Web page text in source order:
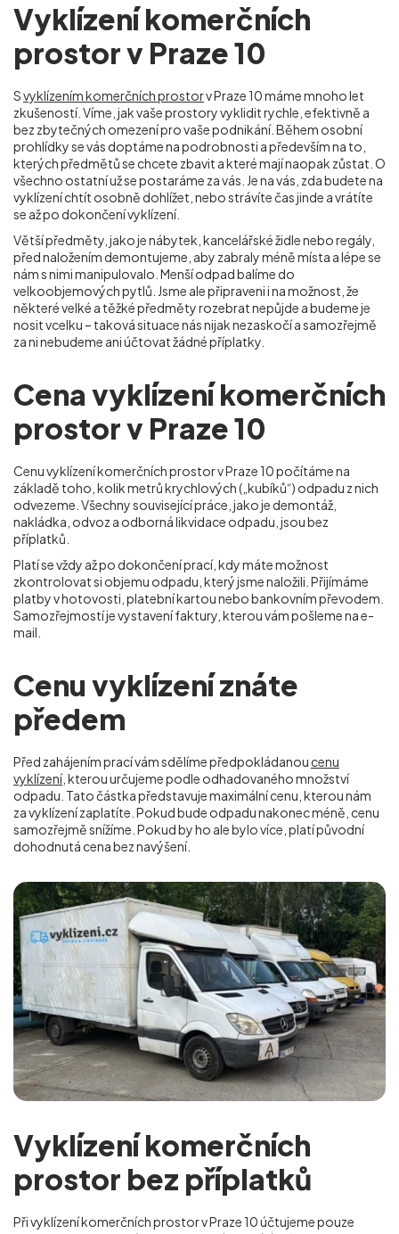
Vyklízení komerčních
prostor v Praze 10
Svyklízením komerčních prostorv Praze 10 máme mnoho let
zkušeností. Víme, jak vaše prostory vyklidit rychle, efektivně a
bez zbytečných omezení pro vaše podnikání. Během osobní
prohlídky se vás doptáme na podrobnosti a především na to,
kterých předmětů se chcete zbavit a které mají naopak zůstat. O
všechno ostatní už se postaráme za vás. Je na vás, zda budete na
vyklízení chtít osobně dohlížet, nebo strávíte čas jinde a vrátíte
se až po dokončení vyklízení.
Větší předměty, jako je nábytek, kancelářské židle nebo regály,
před naložením demontujeme, aby zabraly méně místa a lépe se
nám s nimi manipulovalo. Menší odpad balíme do
velkoobjemových pytlů. Jsme ale připraveni i na možnost, že
některé velké a těžké předměty rozebrat nepůjde a budeme je
nosit vcelku – taková situace nás nijak nezaskočí a samozřejmě
za ni nebudeme ani účtovat žádné příplatky.
Cena vyklízení komerčních
prostor v Praze 10
Cenu vyklízení komerčních prostor v Praze 10 počítáme na
základě toho, kolik metrů krychlových („kubíků“) odpadu z nich
odvezeme. Všechny související práce, jako je demontáž,
nakládka, odvoz a odborná likvidace odpadu, jsou bez
příplatků.
Platí se vždy až po dokončení prací, kdy máte možnost
zkontrolovat si objemu odpadu, který jsme naložili. Přijímáme
platby v hotovosti, platební kartou nebo bankovním převodem.
Samozřejmostí je vystavení faktury, kterou vám pošleme na e-
mail.
Cenu vyklízení znáte
předem
Před zahájením prací vám sdělíme předpokládanou cenu
vyklízení, kterou určujeme podle odhadovaného množství
odpadu. Tato částka představuje maximální cenu, kterou nám
za vyklízení zaplatíte. Pokud bude odpadu nakonec méně, cenu
samozřejmě snížíme. Pokud by ho ale bylo více, platí původní
dohodnutá cena bez navýšení.
Vyklízení komerčních
prostor bez příplatků
Při vyklízení komerčních prostor v Praze 10 účtujeme pouze